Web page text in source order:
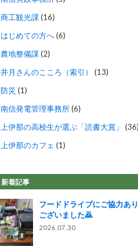
商工観光課 (16)
はじめての方へ(6)
農地整備課 (2)
井月さんのこころ（索引）
(13)
防災 (1)
南信発電管理事務所(6)
上伊那の高校生が選ぶ「読書大賞」
(36)
上伊那のカフェ (1)
新着記事
フードドライブにご協力あ
ございました🙇
2026.07.30